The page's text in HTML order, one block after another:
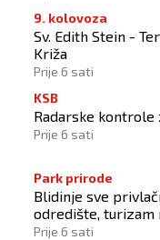
9. kolovoza
Sv. Edith Stein -
Križa
Prije 6 sati
KSB
Radarske kontrole
Prije 6 sati
Park prirode
Blidinje sve
odredište, turizam
očuvanja prirode
Prije 6 sati